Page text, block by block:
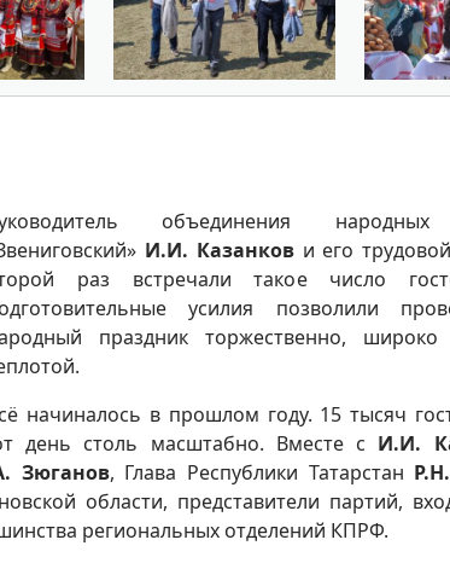
объединения народных
И.И. Казанкови его
раз встречали такое число
усилия позволили
праздник торжественно,
начиналось в прошлом году. 15 тысяч
день столь масштабно. Вместе с И.И.
Зюганов, Глава Республики Татарстан
области, представители партий,
региональных отделений КПРФ.